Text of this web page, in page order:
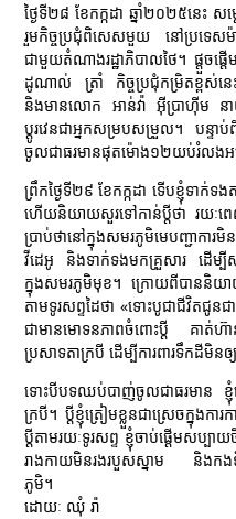
ថ្ងៃទី២៨ ខែកក្កដា ឆ្នាំ២០២៥នេះ
រួមកិច្ចប្រជុំពិសេសមួយ នៅប្រទេស
ជាមួយតំណាងរដ្ឋាភិបាលថៃ។ ផ្តួចផ្
ដូណាល់ ត្រាំ កិច្ចប្រជុំកម្រិតខ្ពស់នេ
និងមានលោក អាន់វ៉ា អ៊ីប្រាហ៊ីម នា
ប្តូរវេនជាអ្នកសម្របសម្រួល។ បន្ទ
ចូលជាធរមានផុតម៉ោង១២យប់រំលងអធ្
ព្រឹកថ្ងៃទី២៩ ខែកក្កដា ទើបខ្ញុំទាក់ទ
ហើយនិយាយសួរទៅកាន់ប្តីថា រយៈពេល
ប្រាប់ថានៅក្នុងសមរភូមិមេបញ្ជាកា
វីដេអូ និងទាក់ទងមកគ្រួសារ ដើម្បី
ក្នុងសមរភូមិមុខ។ ក្រោយពីបាននិយាយជ
តាមទូរសព្ទដៃថា «ទោះបូជាជីវិតជូនជ
ជាមានមោទនភាពចំពោះប្តី គាត់
ប្រសាទតាក្របី ដើម្បីការពារទឹកដីមិន
ទោះបីបទឈប់បាញ់ចូលជាធរមាន ខ្ញុំន
ក្របី។ ប្តីខ្ញុំត្រៀមខ្លួនជាស្រេចក្នុងក
ប្តីតាមរយៈទូរសព្ទ ខ្ញុំចាប់ផ្តើមសប្ប
រាងកាយមិនរងរបួសស្នាម និងកង
ភូមិ។
ដោយៈ ឈុំ រ៉ា